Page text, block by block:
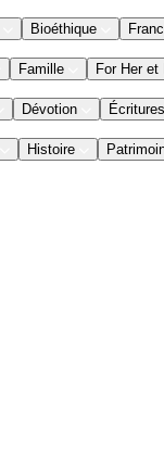
Bioéthique
Famille For Her et
Dévotion Écritures
Histoire